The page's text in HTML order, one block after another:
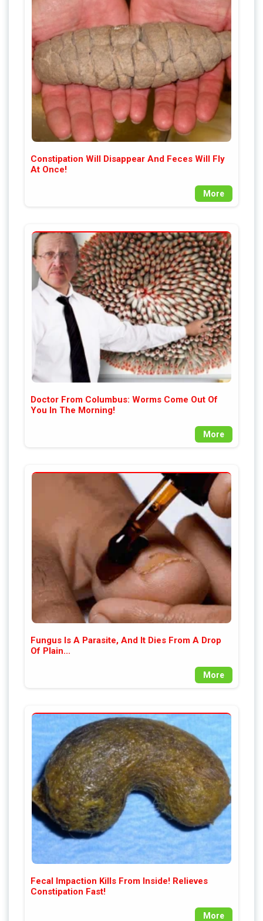
Constipation Will Disappear And Feces Will Fly
At Once!
More
Doctor From Columbus: Worms Come Out Of
You In The Morning!
More
Fungus Is A Parasite, And It Dies From A Drop
Of Plain...
More
Fecal Impaction Kills From Inside! Relieves
Constipation Fast!
More